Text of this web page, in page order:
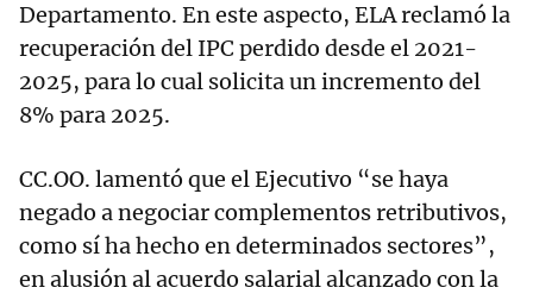
Departamento. En este aspecto, ELA reclamó la
recuperación del IPC perdido desde el 2021-
2025, para lo cual solicita un incremento del
8% para 2025.
CC.OO. lamentó que el Ejecutivo “se haya
negado a negociar complementos retributivos,
como sí ha hecho en determinados sectores”,
en alusión al acuerdo salarial alcanzado con la